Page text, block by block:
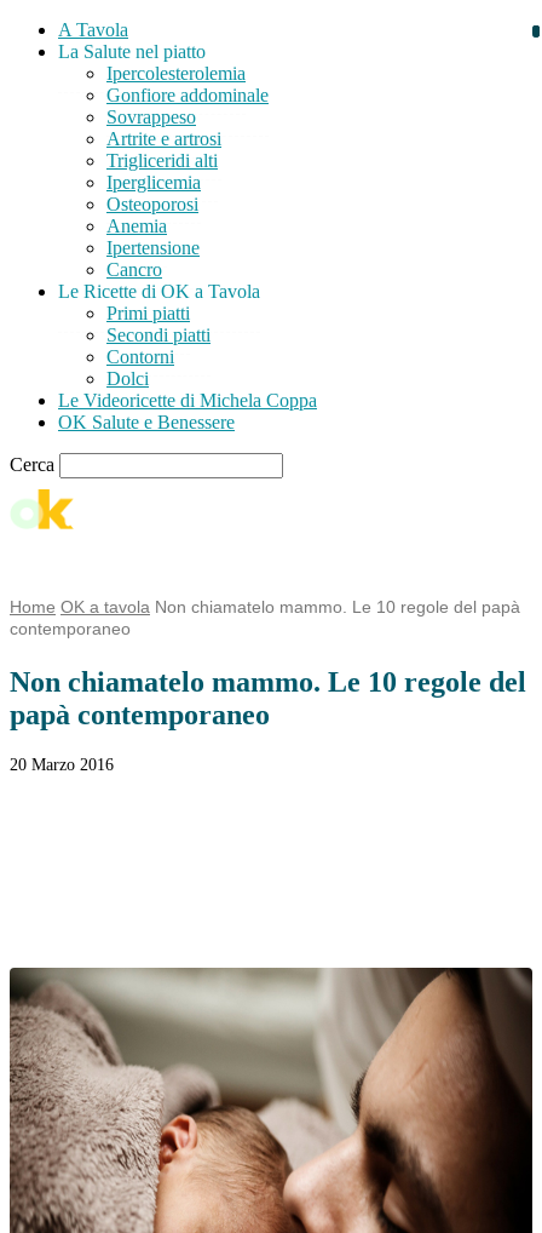
A Tavola
La Salute nel piatto
Ipercolesterolemia
Gonfiore addominale
Sovrappeso
Artrite e artrosi
Trigliceridi alti
Iperglicemia
Osteoporosi
Anemia
Ipertensione
Cancro
Le Ricette di OK a Tavola
Primi piatti
Secondi piatti
Contorni
Dolci
Le Videoricette di Michela Coppa
OK Salute e Benessere
Cerca
Home OK a tavola Non chiamatelo mammo. Le 10 regole del papà
contemporaneo
Non chiamatelo mammo. Le 10 regole del
papà contemporaneo
20 Marzo 2016